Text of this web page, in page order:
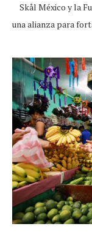
Skål México y la
una alianza para